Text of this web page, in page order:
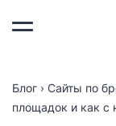
Блог › Сайты по
площадок и как с